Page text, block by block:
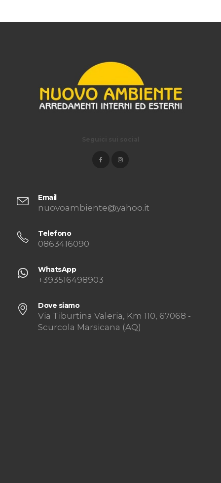
Email
nuovoambiente@yahoo.it
Telefono
0863416090
WhatsApp
+393516498903
Dove siamo
Via Tiburtina Valeria, Km 110, 67068 -
Scurcola Marsicana (AQ)